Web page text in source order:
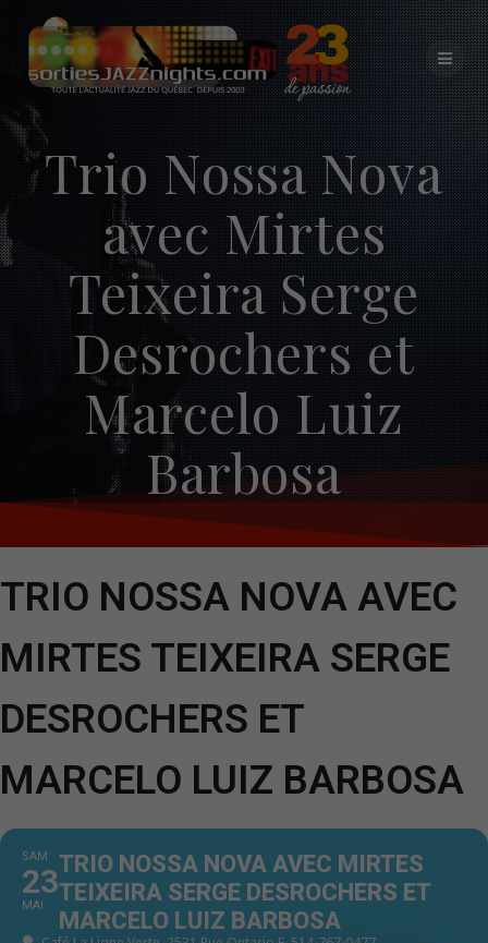
content
Trio Nossa Nova
avec Mirtes
Teixeira Serge
Desrochers et
Marcelo Luiz
Barbosa
TRIO NOSSA NOVA AVEC
MIRTES TEIXEIRA SERGE
DESROCHERS ET
MARCELO LUIZ BARBOSA
SAM
23
MAI
TRIO NOSSA NOVA AVEC MIRTES
TEIXEIRA SERGE DESROCHERS ET
MARCELO LUIZ BARBOSA